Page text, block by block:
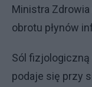
Ministra
obrotu płynów
Sól
podaje się przy